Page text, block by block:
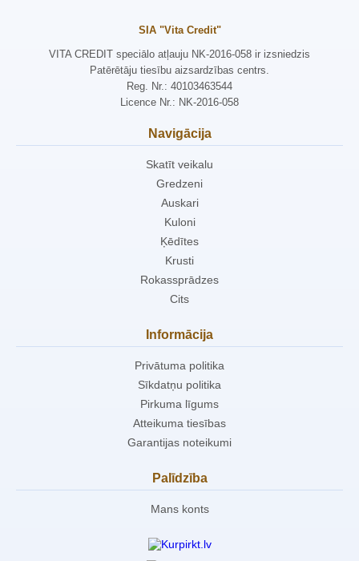
SIA "Vita Credit"
VITA CREDIT speciālo atļauju NK-2016-058 ir izsniedzis
Patērētāju tiesību aizsardzības centrs.
Reg. Nr.: 40103463544
Licence Nr.: NK-2016-058
Navigācija
Skatīt veikalu
Gredzeni
Auskari
Kuloni
Ķēdītes
Krusti
Rokassprādzes
Cits
Informācija
Privātuma politika
Sīkdatņu politika
Pirkuma līgums
Atteikuma tiesības
Garantijas noteikumi
Palīdzība
Mans konts